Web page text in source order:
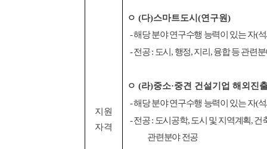
지원
자격
ㅇ (다)스마트도시(연구원)
-해당 분야 연구수행 능력이 있는 자(
-전공: 도시 , 행정,지리 ,융합 등 관련
ㅇ (라)중소·중견 건설기업 해외진
-해당 분야 연구수행 능력이 있는 자(
-전공: 도시공학, 도시 및 지역계획,건
관련분야 전공